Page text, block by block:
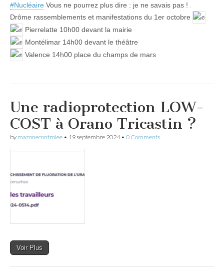
#Nucléaire Vous ne pourrez plus dire : je ne savais pas !
Drôme rassemblements et manifestations du 1er octobre
Pierrelatte 10h00 devant la mairie
Montélimar 14h00 devant le théâtre
Valence 14h00 place du champs de mars
Une radioprotection LOW-
COST à Orano Tricastin ?
by mazonecontrolee • 19 septembre 2024• 0 Comments
Voir Plus